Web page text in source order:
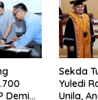
Demi
Sekda
Yuledi
Unila,